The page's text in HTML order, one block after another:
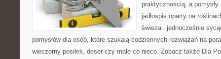
praktycznością, a
jadłospis oparty na
świeża i jednocześnie
pomysłów dla osób, które szukają codziennych rozwiązań na
wieczorny posiłek, deser czy małe co nieco. Zobacz także Dla